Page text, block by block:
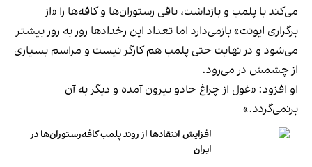
می‌کند با پلمب و بازداشت، باقی رستوران‌ها و کافه‌ها را «از
برگزاری ایونت» بازمی‌دارد اما تعداد این رخدادها روز به روز بیشتر
می‌شود و در نهایت حتی پلمب هم کارگر نیست و مراسم بسیاری
از چشمش در می‌رود.
او افزود: «غول از چراغ جادو بیرون آمده و دیگر به آن
برنمی‎‌گردد.»
افزایش انتقادها از روند پلمب کافه‌رستوران‌ها در
ایران